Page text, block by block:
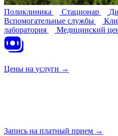
Поликлиника Стационар
Вспомогательные службы
лаборатория
Медицинский
Цены на услуги →
Запись на платный прием →